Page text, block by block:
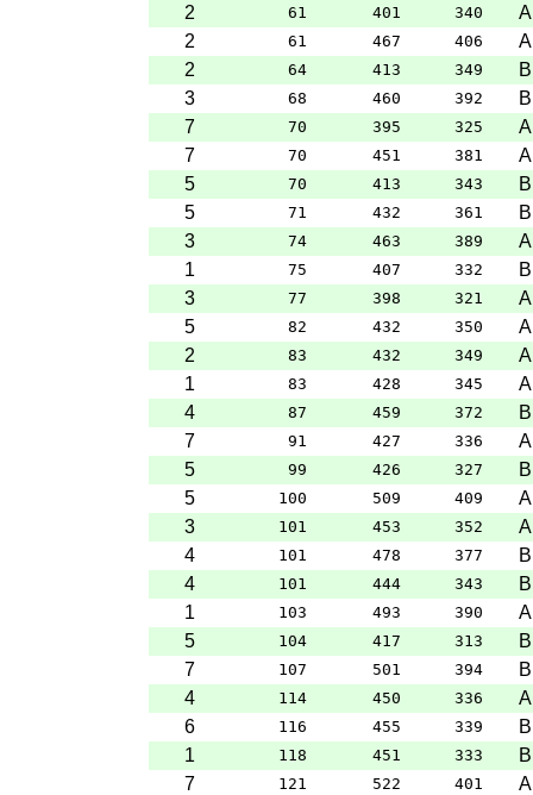
2
61 401 340
A
2
61 467 406
A
2
64 413 349
B
3
68 460 392
B
7
70 395 325
A
7
70 451 381
A
5
70 413 343
B
5
71 432 361
B
3
74 463 389
A
1
75 407 332
B
3
77 398 321
A
5
82 432 350
A
2
83 432 349
A
1
83 428 345
A
4
87 459 372
B
7
91 427 336
A
5
99 426 327
B
5
100 509 409
A
3
101 453 352
A
4
101 478 377
B
4
101 444 343
B
1
103 493 390
A
5
104 417 313
B
7
107 501 394
B
4
114 450 336
A
6
116 455 339
B
1
118 451 333
B
7
121 522 401
A